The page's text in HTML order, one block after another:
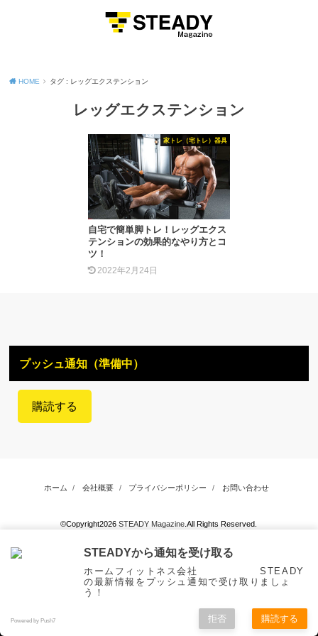
HOME タグ : レッグエクステンション
レッグエクステンション
家トレ（宅トレ）器具
自宅で簡単脚トレ！レッグエクス
テンションの効果的なやり方とコ
ツ！
2022年2月24日
プッシュ通知（準備中）
購読する
ホーム 会社概要 プライバシーポリシー お問い合わせ
©Copyright2026STEADY Magazine .All Rights Reserved.
STEADYから通知を受け取る
ホームフィットネス会社 STEADY
の最新情報をプッシュ通知で受け取りましょ
う！
Powered by Push7 拒否 購読する